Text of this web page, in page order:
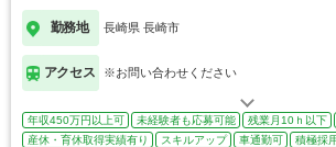
勤務地 長崎県 長崎市
アクセス ※お問い合わせください
年収450万円以上可 未経験者も応募可能 残業月10ｈ以下
産休・育休取得実績有り
スキルアップ 車通勤可 積極採